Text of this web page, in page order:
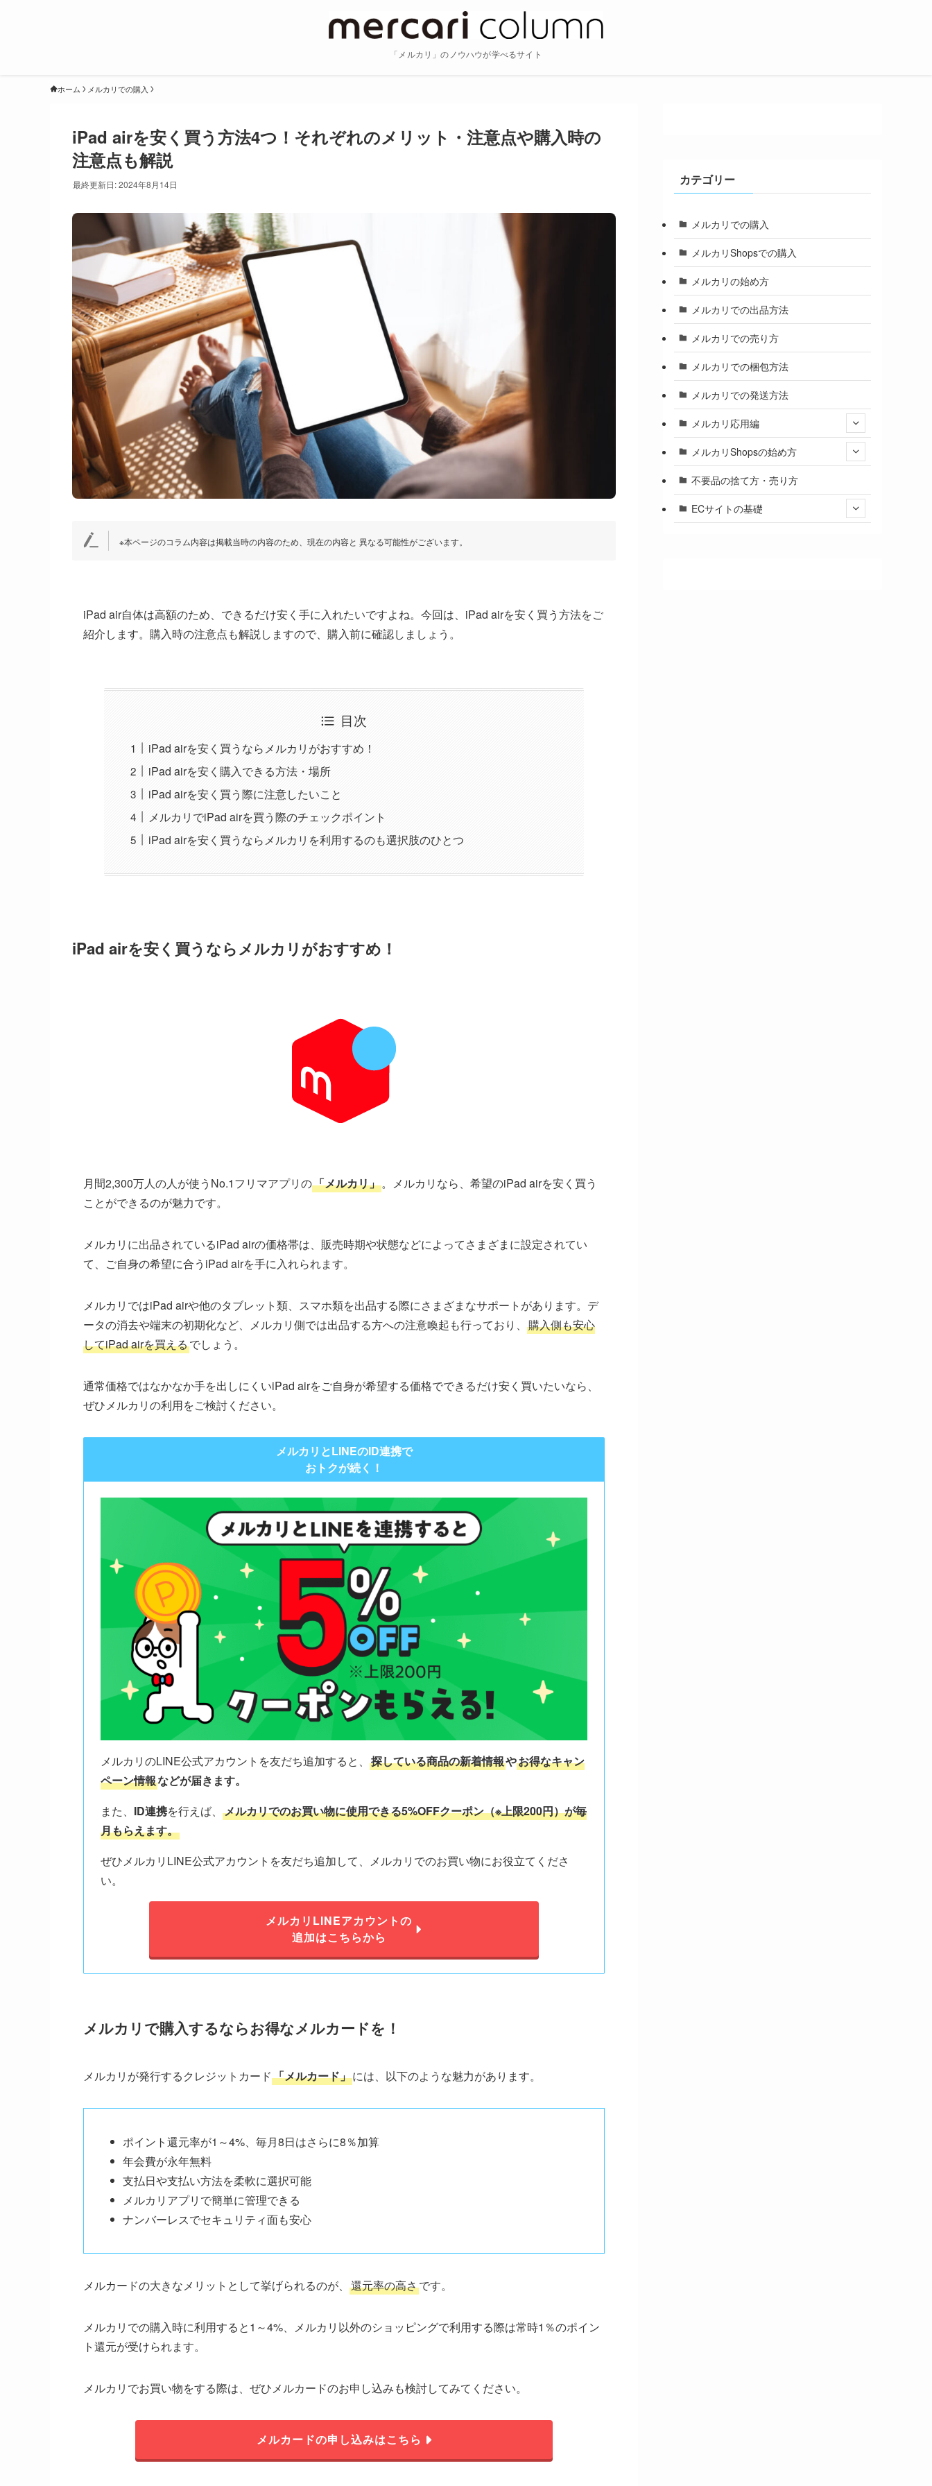
「メルカリ」のノウハウが学べるサイト
ホーム メルカリでの購入
iPad airを安く買う方法4つ！それぞれのメリット・注意点や購入時の
注意点も解説
最終更新日: 2024年8月14日
※本ページのコラム内容は掲載当時の内容のため、現在の内容と 異なる可能性がございます。
iPad air自体は高額のため、できるだけ安く手に入れたいですよね。今回は、iPad airを安く買う方法をご
紹介します。購入時の注意点も解説しますので、購入前に確認しましょう。
目次
iPad airを安く買うならメルカリがおすすめ！
iPad airを安く購入できる方法・場所
iPad airを安く買う際に注意したいこと
メルカリでiPad airを買う際のチェックポイント
iPad airを安く買うならメルカリを利用するのも選択肢のひとつ
iPad airを安く買うならメルカリがおすすめ！
月間2,300万人の人が使うNo.1フリマアプリの「メルカリ」。メルカリなら、希望のiPad airを安く買う
ことができるのが魅力です。
メルカリに出品されているiPad airの価格帯は、販売時期や状態などによってさまざまに設定されてい
て、ご自身の希望に合うiPad airを手に入れられます。
メルカリではiPad airや他のタブレット類、スマホ類を出品する際にさまざまなサポートがあります。デ
ータの消去や端末の初期化など、メルカリ側では出品する方への注意喚起も行っており、 購入側も安心
してiPad airを買えるでしょう。
通常価格ではなかなか手を出しにくいiPad airをご自身が希望する価格でできるだけ安く買いたいなら、
ぜひメルカリの利用をご検討ください。
メルカリとLINEのID連携で
おトクが続く！
メルカリのLINE公式アカウントを友だち追加すると、 探している商品の新着情報やお得なキャン
ペーン情報などが届きます。
また、 ID連携を行えば、 メルカリでのお買い物に使用できる5%OFFクーポン（※上限200円）が毎
月もらえます。
ぜひメルカリLINE公式アカウントを友だち追加して、メルカリでのお買い物にお役立てくださ
い。
メルカリLINEアカウントの
追加はこちらから
メルカリで購入するならお得なメルカードを！
メルカリが発行するクレジットカード「メルカード」には、以下のような魅力があります。
ポイント還元率が1～4%、毎月8日はさらに8％加算
年会費が永年無料
支払日や支払い方法を柔軟に選択可能
メルカリアプリで簡単に管理できる
ナンバーレスでセキュリティ面も安心
メルカードの大きなメリットとして挙げられるのが、 還元率の高さです。
メルカリでの購入時に利用すると1～4%、メルカリ以外のショッピングで利用する際は常時1％のポイン
ト還元が受けられます。
メルカリでお買い物をする際は、ぜひメルカードのお申し込みも検討してみてください。
メルカードの申し込みはこちら
カテゴリー
メルカリでの購入
メルカリShopsでの購入
メルカリの始め方
メルカリでの出品方法
メルカリでの売り方
メルカリでの梱包方法
メルカリでの発送方法
メルカリ応用編
メルカリShopsの始め方
不要品の捨て方・売り方
ECサイトの基礎